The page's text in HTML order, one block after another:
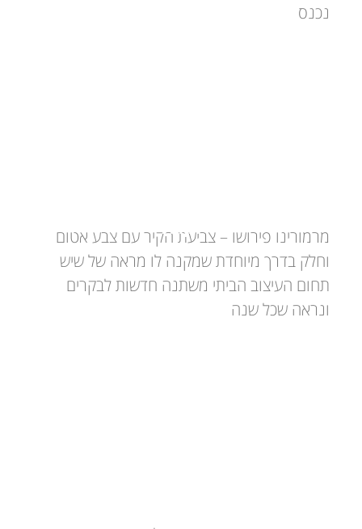
נכנס
יוקרתי
מרמורינו פירושו – צביעת הקיר עם צבע אטום
וחלק בדרך מיוחדת שמקנה לו מראה של שיש
תחום העיצוב הביתי משתנה חדשות לבקרים
ונראה שכל שנה